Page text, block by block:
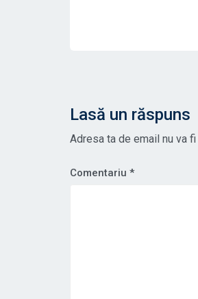
Lasă un răspuns
Adresa ta de email nu va
Comentariu *